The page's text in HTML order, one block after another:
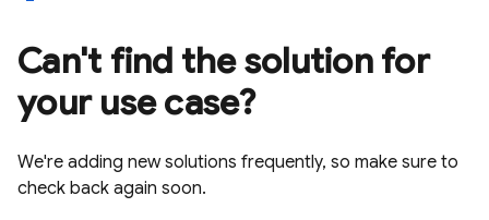
Can't find the solution for
your use case?
We're adding new solutions frequently, so make sure to
check back again soon.